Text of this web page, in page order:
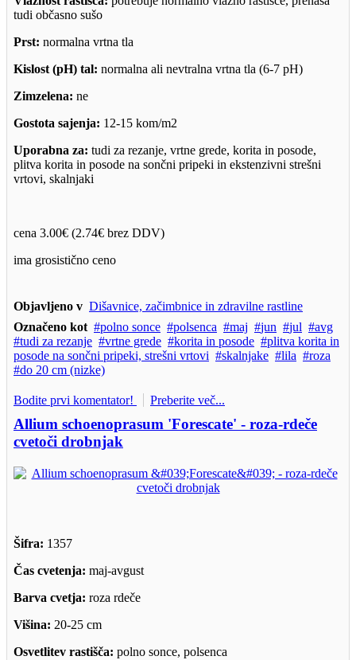
tudi občasno sušo
Prst: normalna vrtna tla
Kislost (pH) tal: normalna ali nevtralna vrtna tla (6-7 pH)
Zimzelena: ne
Gostota sajenja: 12-15 kom/m2
Uporabna za: tudi za rezanje, vrtne grede, korita in posode,
plitva korita in posode na sončni pripeki in ekstenzivni strešni
vrtovi, skalnjaki
cena 3.00€ (2.74€ brez DDV)
ima grosistično ceno
Objavljeno v Dišavnice, začimbnice in zdravilne rastline
Označeno kot
polno sonce polsenca maj jun jul
avg
tudi za rezanje
vrtne grede korita in posode
plitva korita in
posode na sončni pripeki, strešni vrtovi
skalnjake lila
roza
do 20 cm (nizke)
Bodite prvi komentator! Preberite več...
Allium schoenoprasum 'Forescate' - roza-rdeče
cvetoči drobnjak
Šifra: 1357
Čas cvetenja: maj-avgust
Barva cvetja: roza rdeče
Višina: 20-25 cm
Osvetlitev rastišča: polno sonce, polsenca